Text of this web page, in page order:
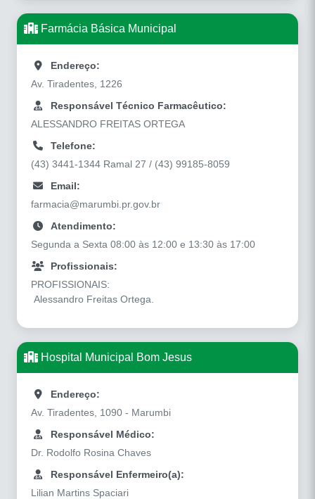
Farmácia Básica Municipal
Endereço:
Av. Tiradentes, 1226
Responsável Técnico Farmacêutico:
ALESSANDRO FREITAS ORTEGA
Telefone:
(43) 3441-1344 Ramal 27 / (43) 99185-8059
Email:
farmacia@marumbi.pr.gov.br
Atendimento:
Segunda a Sexta 08:00 às 12:00 e 13:30 às 17:00
Profissionais:
PROFISSIONAIS:
Alessandro Freitas Ortega.
Hospital Municipal Bom Jesus
Endereço:
Av. Tiradentes, 1090 - Marumbi
Responsável Médico:
Dr. Rodolfo Rosina Chaves
Responsável Enfermeiro(a):
Lilian Martins Spaciari